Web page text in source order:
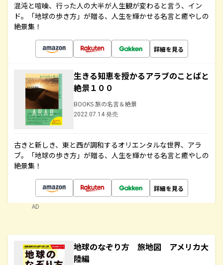
混沌と喧噪、行った人の大半が人生観が変わると言う、イン
ド。「地球の歩き方」が贈る、人生を輝かせる名言と癒やしの
絶景集！
詳細を見る
生きる知恵を授かるアラブのことばと
絶景１００
BOOKS 旅の名言＆絶景
2022.07.14 発売
古きと新しき、東と西が調和するオリエンタルな世界、アラ
ブ。「地球の歩き方」が贈る、人生を輝かせる名言と癒やしの
絶景集！
詳細を見る
AD
地球のなぞり方 旅地図 アメリカ大
陸編